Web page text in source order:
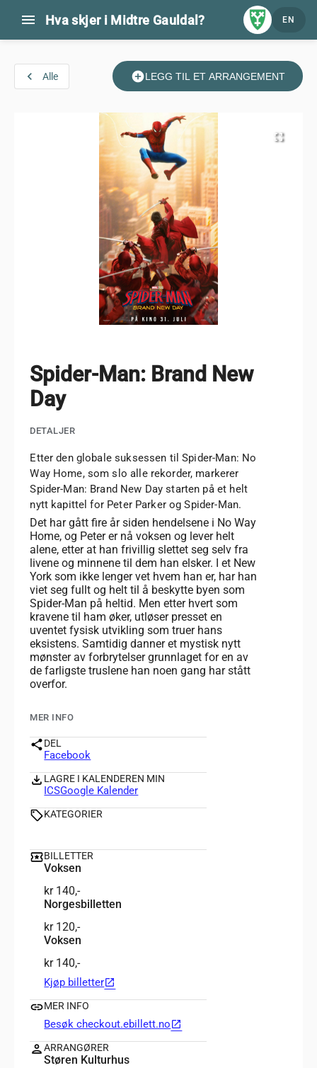
menu Hva skjer i Midtre Gauldal? EN
navigate_before Alle add_circleLEGG TIL ET ARRANGEMENT
fullscreen
Spider-Man: Brand New
Day
DETALJER
Etter den globale suksessen til Spider-Man: No
Way Home, som slo alle rekorder, markerer
Spider-Man: Brand New Day starten på et helt
nytt kapittel for Peter Parker og Spider-Man.
Det har gått fire år siden hendelsene i No Way
Home, og Peter er nå voksen og lever helt
alene, etter at han frivillig slettet seg selv fra
livene og minnene til dem han elsker. I et New
York som ikke lenger vet hvem han er, har han
viet seg fullt og helt til å beskytte byen som
Spider-Man på heltid. Men etter hvert som
kravene til ham øker, utløser presset en
uventet fysisk utvikling som truer hans
eksistens. Samtidig danner et mystisk nytt
mønster av forbrytelser grunnlaget for en av
de farligste truslene han noen gang har stått
overfor.
MER INFO
DEL
Facebook
LAGRE I KALENDEREN MIN
ICSGoogle Kalender
KATEGORIER
BILLETTER
Voksen
kr 140,-
Norgesbilletten
kr 120,-
Voksen
kr 140,-
Kjøp billetteropen_in_new
MER INFO
Besøk checkout.ebillett.noopen_in_new
ARRANGØRER
Støren Kulturhus